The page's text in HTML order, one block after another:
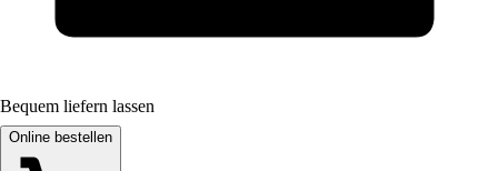
Bequem liefern lassen
Online bestellen